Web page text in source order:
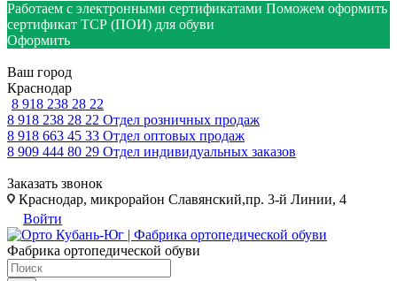
Работаем с электронными сертификатами Поможем оформить
сертификат ТСР (ПОИ) для обуви
Оформить
Ваш город
Краснодар
8 918 238 28 22
8 918 238 28 22 Отдел розничных продаж
8 918 663 45 33 Отдел оптовых продаж
8 909 444 80 29 Отдел индивидуальных заказов
Заказать звонок
Краснодар, микрорайон Славянский,пр. 3-й Линии, 4
Войти
Фабрика ортопедической обуви